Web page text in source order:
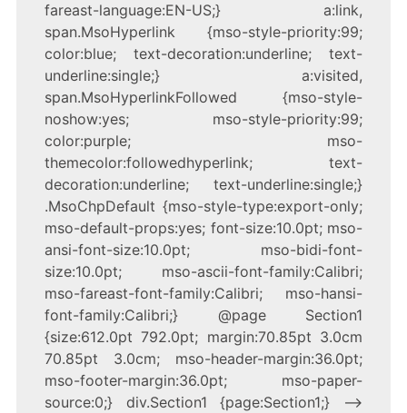
fareast-language:EN-US;} a:link,
span.MsoHyperlink {mso-style-priority:99;
color:blue; text-decoration:underline; text-
underline:single;} a:visited,
span.MsoHyperlinkFollowed {mso-style-
noshow:yes; mso-style-priority:99;
color:purple; mso-
themecolor:followedhyperlink; text-
decoration:underline; text-underline:single;}
.MsoChpDefault {mso-style-type:export-only;
mso-default-props:yes; font-size:10.0pt; mso-
ansi-font-size:10.0pt; mso-bidi-font-
size:10.0pt; mso-ascii-font-family:Calibri;
mso-fareast-font-family:Calibri; mso-hansi-
font-family:Calibri;} @page Section1
{size:612.0pt 792.0pt; margin:70.85pt 3.0cm
70.85pt 3.0cm; mso-header-margin:36.0pt;
mso-footer-margin:36.0pt; mso-paper-
source:0;} div.Section1 {page:Section1;} –>